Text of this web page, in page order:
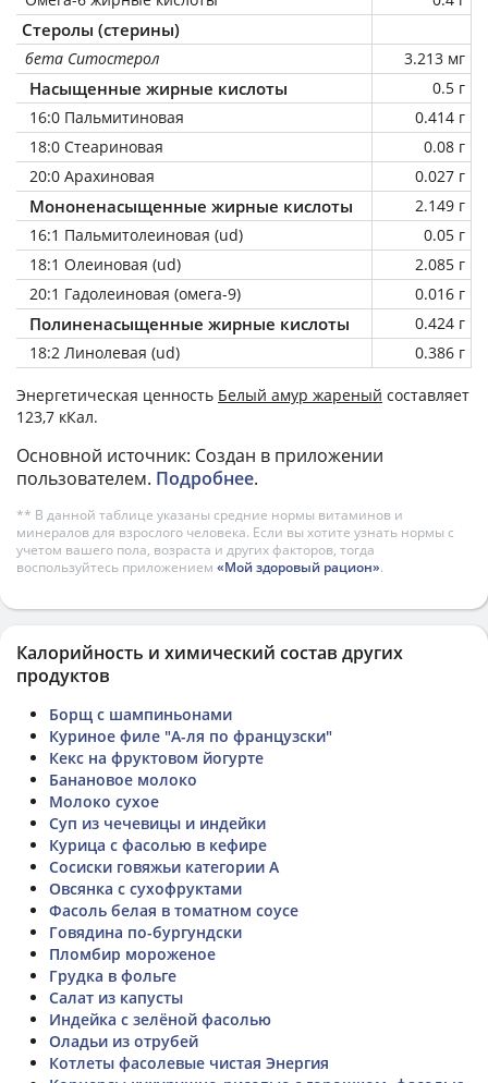
Стеролы (стерины)
бета Ситостерол 3.213 мг
Насыщенные жирные кислоты
0.5 г
16:0 Пальмитиновая
0.414 г
18:0 Стеариновая
0.08 г
20:0 Арахиновая
0.027 г
Мононенасыщенные жирные кислоты
2.149 г
16:1 Пальмитолеиновая (ud)
0.05 г
18:1 Олеиновая (ud)
2.085 г
20:1 Гадолеиновая (омега-9)
0.016 г
Полиненасыщенные жирные кислоты
0.424 г
18:2 Линолевая (ud)
0.386 г
Энергетическая ценность Белый амур жареный составляет
123,7 кКал.
Основной источник: Создан в приложении
пользователем. Подробнее.
** В данной таблице указаны средние нормы витаминов и
минералов для взрослого человека. Если вы хотите узнать нормы с
учетом вашего пола, возраста и других факторов, тогда
воспользуйтесь приложением «Мой здоровый рацион».
Калорийность и химический состав других
продуктов
Борщ с шампиньонами
Куриное филе "А-ля по французски"
Кекс на фруктовом йогурте
Банановое молоко
Молоко сухое
Суп из чечевицы и индейки
Курица с фасолью в кефире
Сосиски говяжьи категории А
Овсянка с сухофруктами
Фасоль белая в томатном соусе
Говядина по-бургундски
Пломбир мороженое
Грудка в фольге
Салат из капусты
Индейка с зелёной фасолью
Оладьи из отрубей
Котлеты фасолевые чистая Энергия